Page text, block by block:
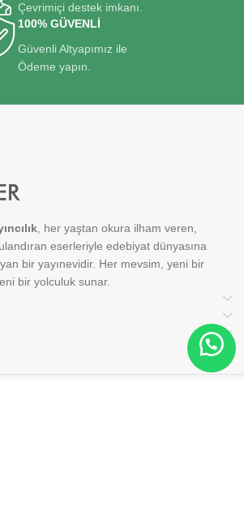
Çevrimiçi destek imkanı.
100% GÜVENLİ
Güvenli Altyapımız ile
Ödeme yapın.
, her yaştan okura ilham veren,
eserleriyle edebiyat dünyasına
bir yayınevidir. Her mevsim, yeni bir
bir yolculuk sunar.